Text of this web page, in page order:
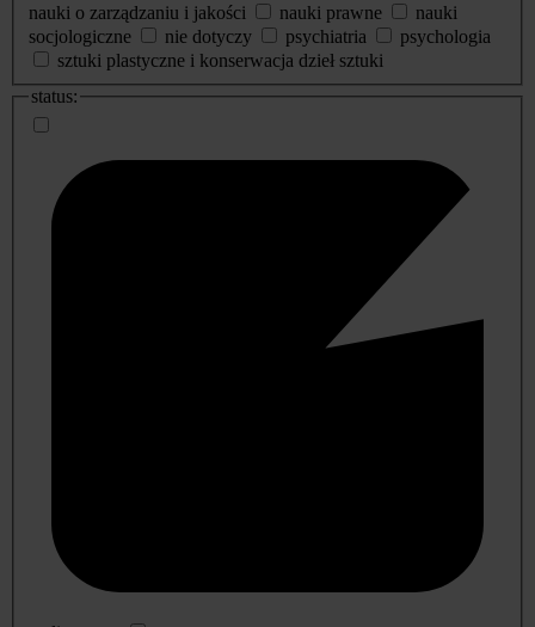
nauki o zarządzaniu i jakości
nauki prawne
nauki
socjologiczne
nie dotyczy psychiatria
psychologia
sztuki plastyczne i konserwacja dzieł sztuki
status: